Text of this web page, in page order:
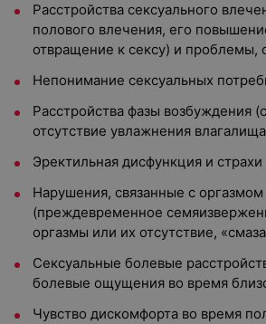
Расстройства сексуального
полового влечения, его
отвращение к сексу) и проблемы,
Непонимание сексуальных
Расстройства фазы возбуждения
отсутствие увлажнения
Эректильная дисфункция и страхи
Нарушения, связанные с оргазмом
(преждевременное
оргазмы или их отсутствие,
Сексуальные болевые
болевые ощущения во время
Чувство дискомфорта во время